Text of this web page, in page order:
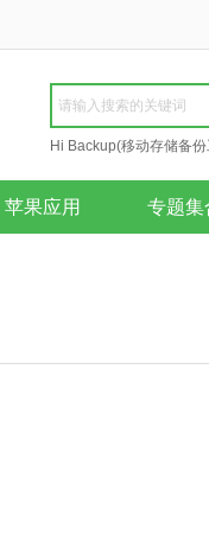
Hi Backup(移动存储备
Repair
苹果应用 专题集